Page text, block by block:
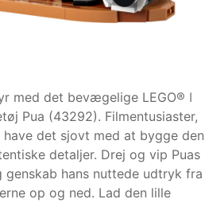
med det bevægelige LEGO® ǀ
Pua (43292). Filmentusiaster,
det sjovt med at bygge den
detaljer. Drej og vip Puas
hans nuttede udtryk fra
op og ned. Lad den lille